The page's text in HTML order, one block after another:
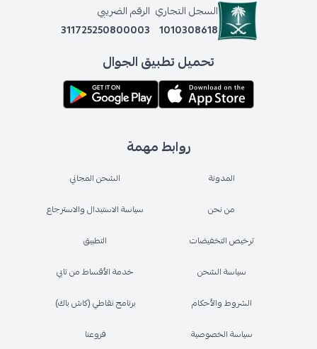
روابط مهمة
المدونة
من نحن
ترخيص التخفيضات
سياسة الشحن
الشروط والأحكام
سياسة الخصوصية
الشحن المجاني
سياسة الاستبدال والاسترجاع
التطبيق
خدمة الأقساط من تابي
برنامج نقاطي (كاش باك)
فروعنا
السجل التجاري
1010308618
الرقم الضريبي
311725250800003
تحميل تطبيق الجوال